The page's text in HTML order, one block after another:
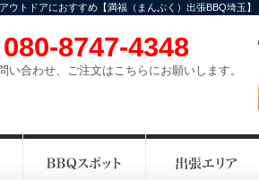
トドアにおすすめ【満福（まんぷく）出張BBQ埼玉】
携帯電話番号
080-8747-4348
い合わせ、ご注文はこちらにお願いします。